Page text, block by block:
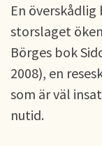
En
storslaget
Börges bok
2008), en
som är väl
nutid.